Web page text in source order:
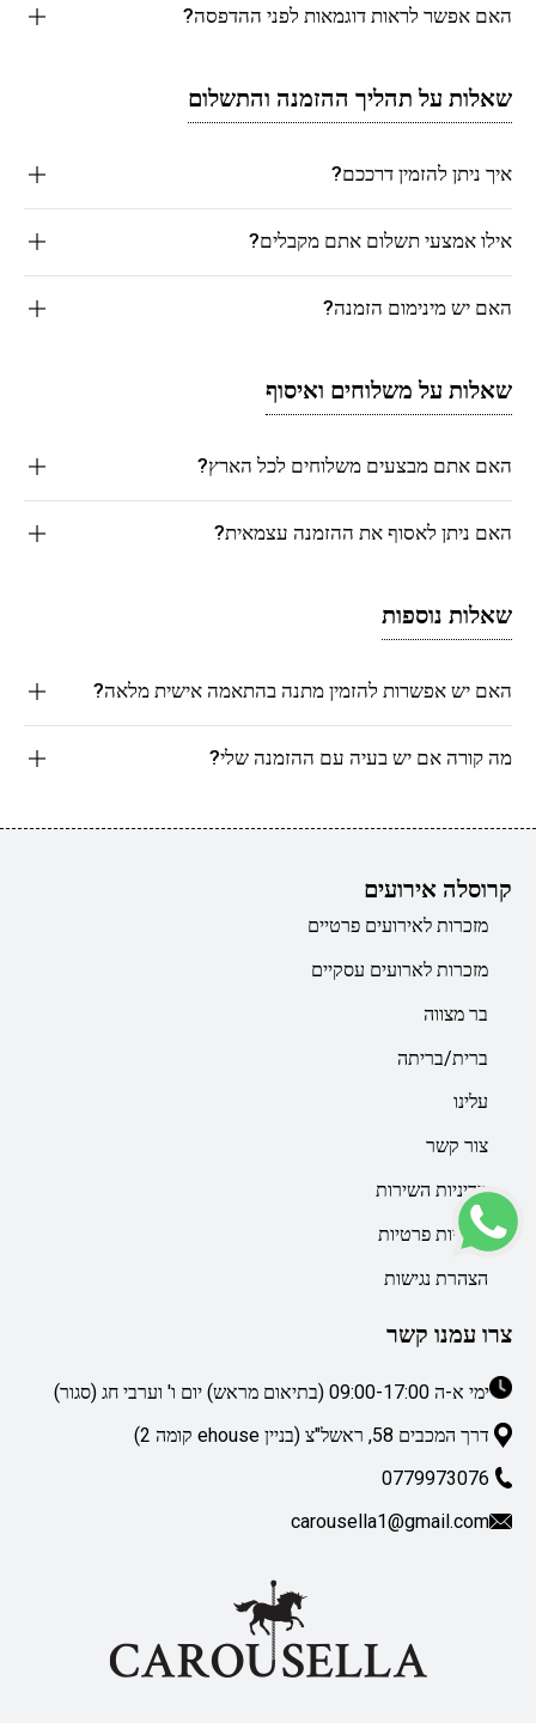
האם אפשר לראות דוגמאות לפני ההדפסה?
שאלות על תהליך ההזמנה והתשלום
איך ניתן להזמין דרככם?
אילו אמצעי תשלום אתם מקבלים?
האם יש מינימום הזמנה?
שאלות על משלוחים ואיסוף
האם אתם מבצעים משלוחים לכל הארץ?
האם ניתן לאסוף את ההזמנה עצמאית?
שאלות נוספות
האם יש אפשרות להזמין מתנה בהתאמה אישית מלאה?
מה קורה אם יש בעיה עם ההזמנה שלי?
קרוסלה אירועים
מזכרות לאירועים פרטיים
מזכרות לארועים עסקיים
בר מצווה
ברית/בריתה
עלינו
צור קשר
מדיניות השירות
מדיניות פרטיות
הצהרת נגישות
צרו עמנו קשר
ימי א-ה 09:00-17:00 (בתיאום מראש) יום ו' וערבי חג (סגור)
דרך המכבים 58, ראשל"צ (בניין ehouse קומה 2)
0779973076
carousella1@gmail.com